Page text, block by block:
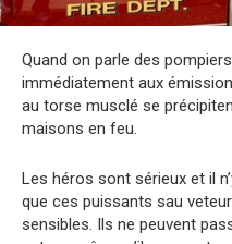
Quand on parle des
immédiatement aux
au torse musclé se
maisons en feu.
Les héros sont sérieux et il
que ces puissants sau
sensibles. Ils ne peuvent